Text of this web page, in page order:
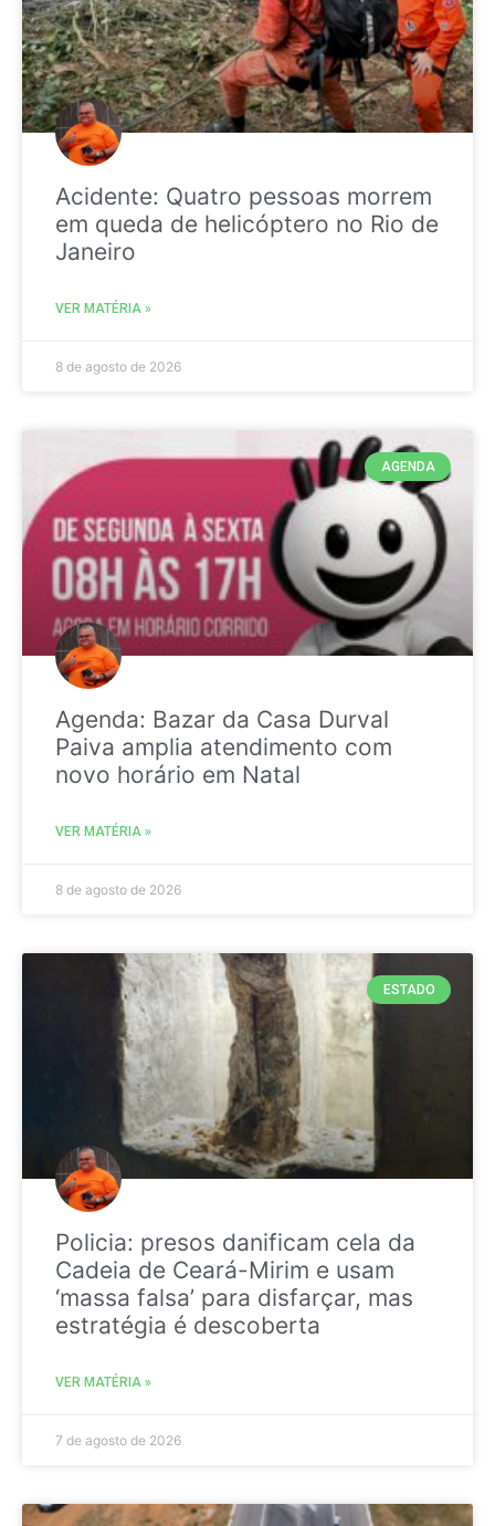
Acidente: Quatro pessoas morrem
em queda de helicóptero no Rio de
Janeiro
VER MATÉRIA »
8 de agosto de 2026
AGENDA
Agenda: Bazar da Casa Durval
Paiva amplia atendimento com
novo horário em Natal
VER MATÉRIA »
8 de agosto de 2026
ESTADO
Policia: presos danificam cela da
Cadeia de Ceará-Mirim e usam
‘massa falsa’ para disfarçar, mas
estratégia é descoberta
VER MATÉRIA »
7 de agosto de 2026